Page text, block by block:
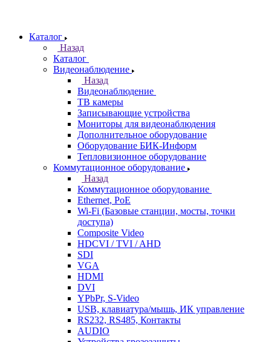
Каталог
Назад
Каталог
Видеонаблюдение
Назад
Видеонаблюдение
ТВ камеры
Записывающие устройства
Мониторы для видеонаблюдения
Дополнительное оборудование
Оборудование БИК-Информ
Тепловизионное оборудование
Коммутационное оборудование
Назад
Коммутационное оборудование
Ethernet, PoE
Wi-Fi (Базовые станции, мосты, точки
доступа)
Composite Video
HDCVI / TVI / AHD
SDI
VGA
HDMI
DVI
YPbPr, S-Video
USB, клавиатура/мышь, ИК управление
RS232, RS485, Контакты
AUDIO